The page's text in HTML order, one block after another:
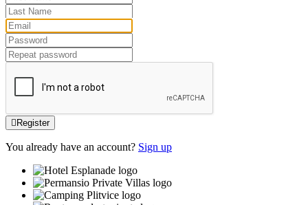
Register
You already have an account? Sign up